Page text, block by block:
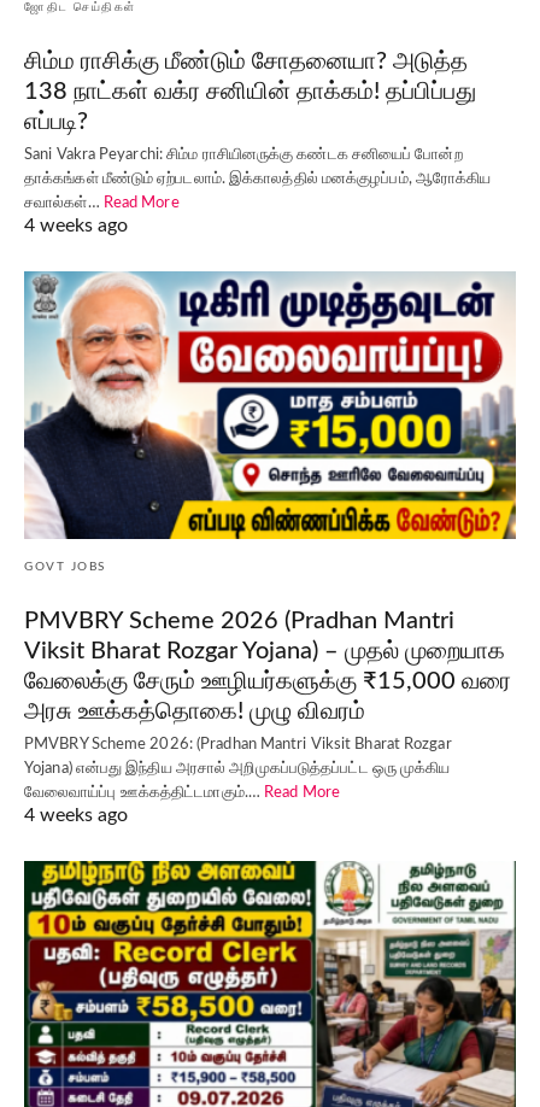
ஜோதிட செய்திகள்
சிம்ம ராசிக்கு மீண்டும் சோதனையா? அடுத்த
138 நாட்கள் வக்ர சனியின் தாக்கம்! தப்பிப்பது
எப்படி?
Sani Vakra Peyarchi: சிம்ம ராசியினருக்கு கண்டக சனியைப் போன்ற
தாக்கங்கள் மீண்டும் ஏற்படலாம். இக்காலத்தில் மனக்குழப்பம், ஆரோக்கிய
சவால்கள்… Read More
4 weeks ago
GOVT JOBS
PMVBRY Scheme 2026 (Pradhan Mantri
Viksit Bharat Rozgar Yojana) – முதல் முறையாக
வேலைக்கு சேரும் ஊழியர்களுக்கு ₹15,000 வரை
அரசு ஊக்கத்தொகை! முழு விவரம்
PMVBRY Scheme 2026: (Pradhan Mantri Viksit Bharat Rozgar
Yojana) என்பது இந்திய அரசால் அறிமுகப்படுத்தப்பட்ட ஒரு முக்கிய
வேலைவாய்ப்பு ஊக்கத்திட்டமாகும்.… Read More
4 weeks ago